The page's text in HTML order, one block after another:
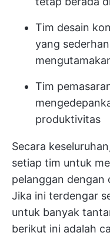
Tim desain
yang
Tim
produktivitas
Secara
setiap tim untuk
pelanggan dengan
Jika ini terdengar
untuk banyak
berikut ini adalah